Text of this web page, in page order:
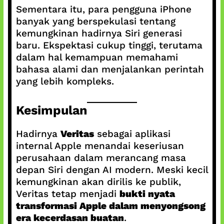
Sementara itu, para pengguna iPhone
banyak yang berspekulasi tentang
kemungkinan hadirnya Siri generasi
baru. Ekspektasi cukup tinggi, terutama
dalam hal kemampuan memahami
bahasa alami dan menjalankan perintah
yang lebih kompleks.
Kesimpulan
Hadirnya Veritassebagai aplikasi
internal Apple menandai keseriusan
perusahaan dalam merancang masa
depan Siri dengan AI modern. Meski kecil
kemungkinan akan dirilis ke publik,
Veritas tetap menjadi bukti nyata
transformasi Apple dalam menyongsong
era kecerdasan buatan.